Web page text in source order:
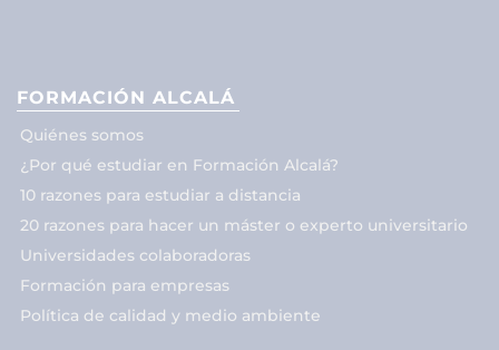
FORMACIÓN ALCALÁ
Quiénes somos
¿Por qué estudiar en Formación Alcalá?
10 razones para estudiar a distancia
20 razones para hacer un máster o experto universitario
Universidades colaboradoras
Formación para empresas
Política de calidad y medio ambiente